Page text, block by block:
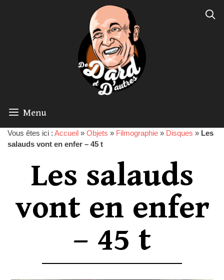
Menu
Vous êtes ici : Accueil » Objets » Filmographie » Disques » Les
salauds vont en enfer – 45 t
Les salauds
vont en enfer
– 45 t